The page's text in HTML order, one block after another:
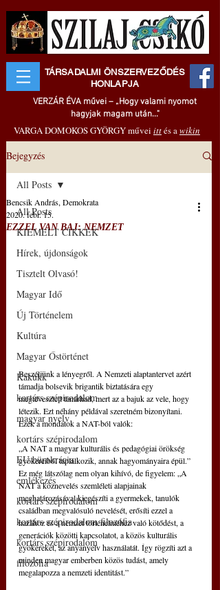
TÁRSADALMI ÖNSZERVEZŐDÉS
HONLAPJA
VERZÁR ÉVA művei – „Hogy valami nyomot
hagyjak magam után..."
VARGA DOMOKOS GYÖRGY művei ittés awikin
Bejegyzés
All Posts
KIEMELT CIKKEK
Hírek, újdonságok
Tisztelt Olvasó!
Magyar Idő
Új Történelem
Kultúra
Magyar Őstörténet
Kakukk
kortárs szépirodalom
magyar nyelv
kortárs szépirodalom
EU bürokrácia
emlékezés
kortárs szépirodalom
kortárs szépirodalom filozófia
kortárs szépirodalom
filozófia
All Posts
EZZEL VAN BAJ: NEMZET
Bencsik András, Demokrata
2020. febr. 15.
Beszéljünk a lényegről. A Nemzeti alaptantervet azért
támadja bolsevik brigantik biztatására egy
megtévesztett tanárhad, mert az a bajuk az vele, hogy
létezik. Ezt néhány példával szeretném bizonyítani.
Ezek a mondatok a NAT-ból valók:
„A NAT a magyar kulturális és pedagógiai örökség
gyökereiből táplálkozik, annak hagyományaira épül.”
Ez még látszólag nem olyan kihívó, de figyelem: „A
NAT a köznevelés szemléleti alapjainak
meghatározásával kiegészíti a gyermekek, tanulók
családban megvalósuló nevelését, erősíti ezzel a
hazához és a nemzet történelméhez való kötődést, a
generációk közötti kapcsolatot, a közös kulturális
gyökereket, az anyanyelv használatát. Így rögzíti azt a
minden magyar emberben közös tudást, amely
megalapozza a nemzeti identitást.”